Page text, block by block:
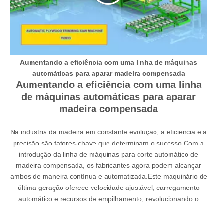
Aumentando a eficiência com uma linha de máquinas
automáticas para aparar madeira compensada
Aumentando a eficiência com uma linha
de máquinas automáticas para aparar
madeira compensada
Na indústria da madeira em constante evolução, a eficiência e a
precisão são fatores-chave que determinam o sucesso.Com a
introdução da linha de máquinas para corte automático de
madeira compensada, os fabricantes agora podem alcançar
ambos de maneira contínua e automatizada.Este maquinário de
última geração oferece velocidade ajustável, carregamento
automático e recursos de empilhamento, revolucionando o